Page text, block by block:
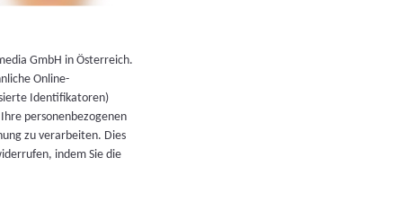
GmbH in Österreich.
Online-
Identifikatoren)
personenbezogenen
zu verarbeiten. Dies
indem Sie die